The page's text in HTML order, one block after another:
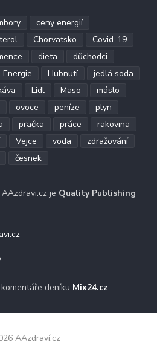
ceny energií
Chorvatsko
Covid-19
dieta
důchodci
Energie Hubnutí
jedlá soda
Lidl Maso
máslo
ovoce peníze
plyn
pračka práce
rakovina
Vejce voda
zdražování
česnek
je Quality Publishing
deníku Mix24.cz
AAzdraví.cz